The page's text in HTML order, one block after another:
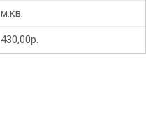
м.кв.
430,00р.